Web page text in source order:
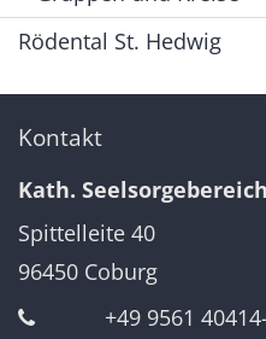
Rödental St. Hedwig
Kontakt
Kath.
Spittelleite 40
96450 Coburg
+49 9561